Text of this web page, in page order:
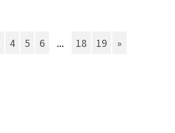
4 5 6 ... 18 19 »